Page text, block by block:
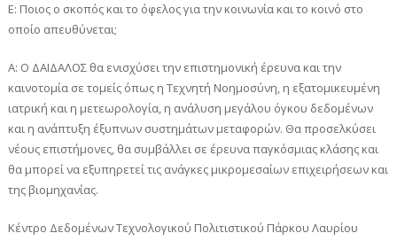
Ε: Ποιος ο σκοπός και το όφελος για την κοινωνία και το κοινό στο
οποίο απευθύνεται;
Α: Ο ΔΑΙΔΑΛΟΣ θα ενισχύσει την επιστημονική έρευνα και την
καινοτομία σε τομείς όπως η Τεχνητή Νοημοσύνη, η εξατομικευμένη
ιατρική και η μετεωρολογία, η ανάλυση μεγάλου όγκου δεδομένων
και η ανάπτυξη έξυπνων συστημάτων μεταφορών. Θα προσελκύσει
νέους επιστήμονες, θα συμβάλλει σε έρευνα παγκόσμιας κλάσης και
θα μπορεί να εξυπηρετεί τις ανάγκες μικρομεσαίων επιχειρήσεων και
της βιομηχανίας.
Κέντρο Δεδομένων Τεχνολογικού Πολιτιστικού Πάρκου Λαυρίου